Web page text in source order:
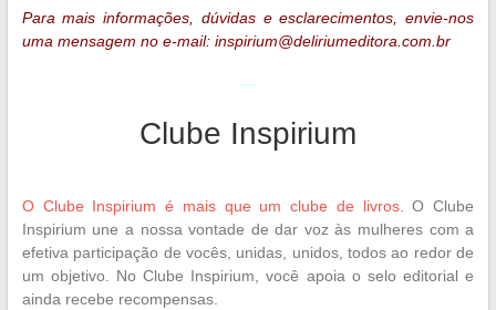
Para mais informações, dúvidas e esclarecimentos, envie-nos
uma mensagem no e-mail: inspirium@deliriumeditora.com.br
—
Clube Inspirium
O Clube Inspirium é mais que um clube de livros. O Clube
Inspirium une a nossa vontade de dar voz às mulheres com a
efetiva participação de vocês, unidas, unidos, todos ao redor de
um objetivo. No Clube Inspirium, você apoia o selo editorial e
ainda recebe recompensas.